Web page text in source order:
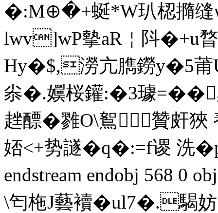
�:M⊕�+蜒*W玐梕撱
lwv]wP摰aR￤阧�+u
Hy�$,澇亢臇鐒y�5
尜�.嬽桜鑵:�3璩=��劓
趖醥�雡O\鴽贊皯
娝<+势譢�q�:=f谡
endstream endobj 568 0
\匄 柂J藝襩�ul7�.騔